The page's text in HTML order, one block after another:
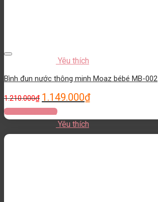
Yêu thích
Bình đun nước thông minh Moaz bébé MB-002
1.210.000₫ 1.149.000₫
Thêm vào giỏ hàng
Yêu thích